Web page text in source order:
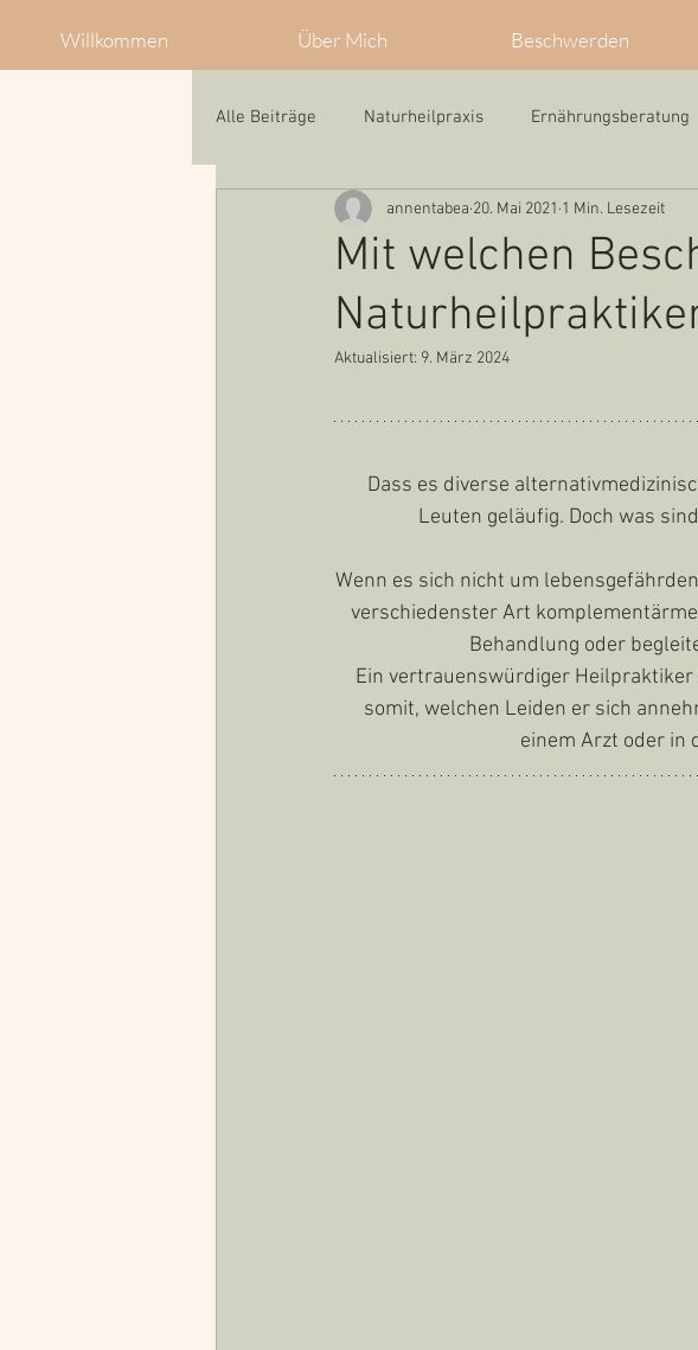
Willkommen Über Mich Beschwerden
Alle Beiträge Naturheilpraxis Ernährungsberatung
Mit welchen
annentabea 20. Mai 2021 1 Min. Lesezeit
Aktualisiert: 9. März 2024
Dass es diverse
Leuten geläufig. Doch was
Wenn es sich nicht um
verschiedenster Art
Behandlung oder
Ein vertrauenswürdiger
somit, welchen Leiden er sich
einem Arzt oder in